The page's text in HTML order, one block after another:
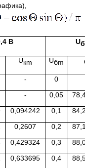
В U
Uкm Uбm
- 0
- 0,05
0,094242 0,1
0,2607 0,2
0,429324 0,3
0,633695 0,4